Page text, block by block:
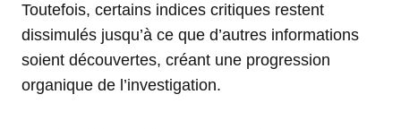
Toutefois, certains indices critiques restent
dissimulés jusqu’à ce que d’autres informations
soient découvertes, créant une progression
organique de l’investigation.